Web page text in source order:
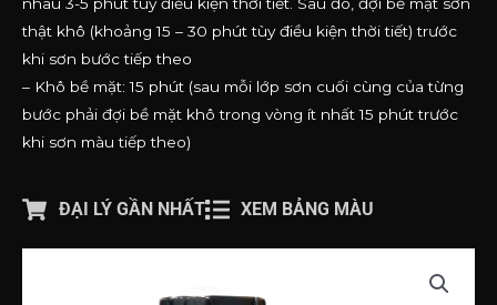
thật khô (khoảng 15 – 30 phút tùy điều kiện thời tiết) trước
khi sơn bước tiếp theo
– Khô bề mặt: 15 phút (sau mỗi lớp sơn cuối cùng của từng
bước phải đợi bề mặt khô trong vòng ít nhất 15 phút trước
khi sơn màu tiếp theo)
ĐẠI LÝ GẦN NHẤT XEM BẢNG MÀU